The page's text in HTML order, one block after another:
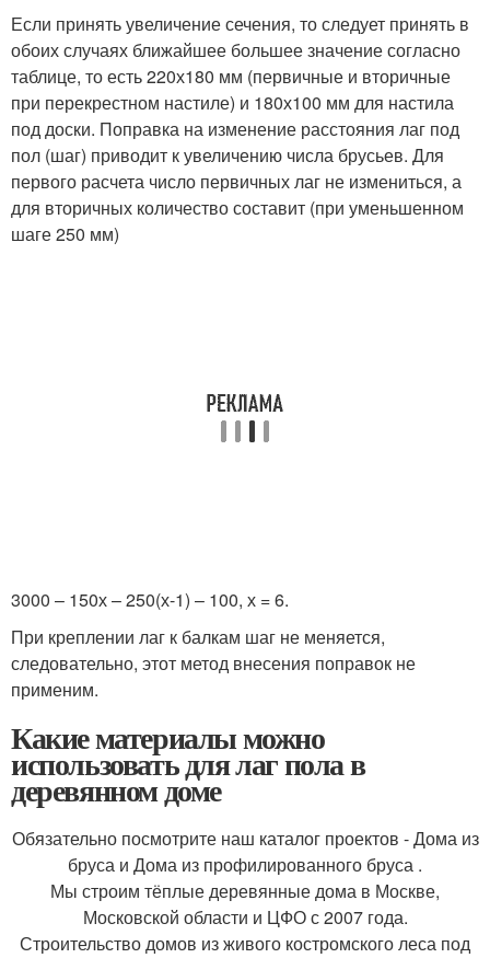
Если принять увеличение сечения, то следует принять в
обоих случаях ближайшее большее значение согласно
таблице, то есть 220х180 мм (первичные и вторичные
при перекрестном настиле) и 180х100 мм для настила
под доски. Поправка на изменение расстояния лаг под
пол (шаг) приводит к увеличению числа брусьев. Для
первого расчета число первичных лаг не измениться, а
для вторичных количество составит (при уменьшенном
шаге 250 мм)
3000 – 150х – 250(х-1) – 100, х = 6.
При креплении лаг к балкам шаг не меняется,
следовательно, этот метод внесения поправок не
применим.
Какие материалы можно
использовать для лаг пола в
деревянном доме
Обязательно посмотрите наш каталог проектов - Дома из
бруса и Дома из профилированного бруса .
Мы строим тёплые деревянные дома в Москве,
Московской области и ЦФО с 2007 года.
Строительство домов из живого костромского леса под